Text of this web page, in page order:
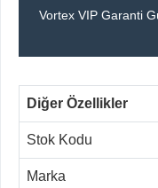
Vortex VIP Garanti
Diğer Özellikler
Stok Kodu
Marka